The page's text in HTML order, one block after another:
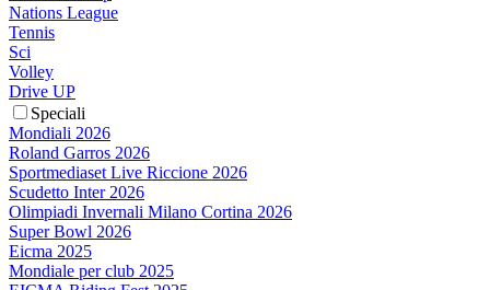
Nations League
Tennis
Sci
Volley
Drive UP
Speciali
Mondiali 2026
Roland Garros 2026
Sportmediaset Live Riccione 2026
Scudetto Inter 2026
Olimpiadi Invernali Milano Cortina 2026
Super Bowl 2026
Eicma 2025
Mondiale per club 2025